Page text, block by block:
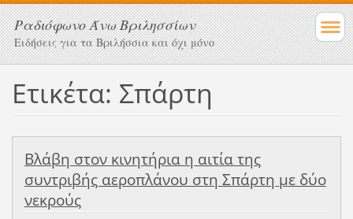
Ραδιόφωνο Άνω Βριλησσίων
Ειδήσεις για τα Βριλήσσια και όχι μόνο
Ετικέτα: Σπάρτη
Bλάβη στον κινητήρια η αιτία της
συντριβής αεροπλάνου στη Σπάρτη με δύο
νεκρούς